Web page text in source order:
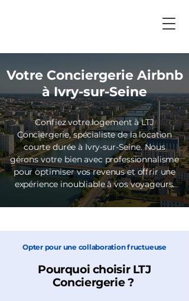
Votre Conciergerie Airbnb
à Ivry-sur-Seine
Confiez votre logement àLTJ
Conciergerie,spécialiste de la location
courte durée à Ivry-sur-Seine. Nous
gérons votre bien avec professionnalisme
pour optimiser vos revenus et offrir une
expérience inoubliable à vos voyageurs.
Opter pour une collaboration fructueuse
Pourquoi choisir LTJ
Conciergerie ?